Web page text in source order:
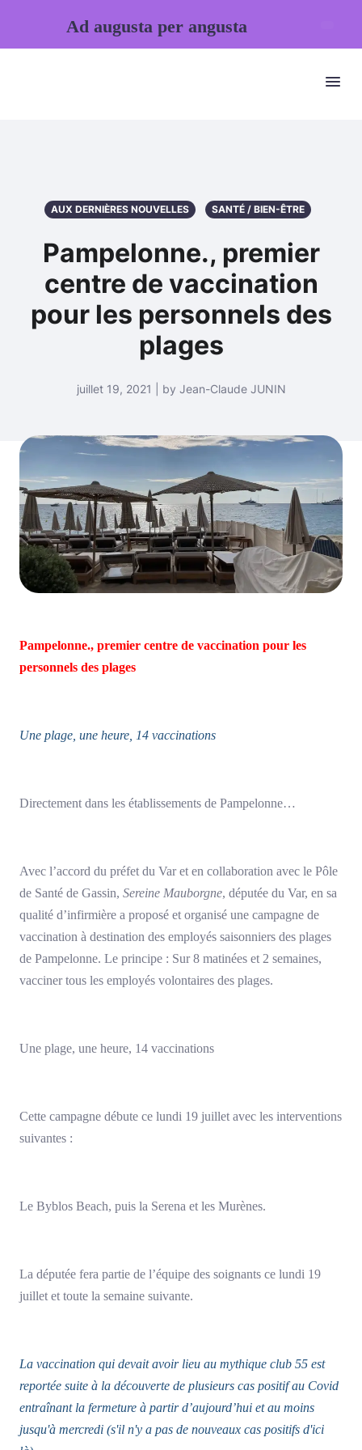
AUX DERNIÈRES NOUVELLES SANTÉ / BIEN-ÊTRE
Pampelonne., premier
centre de vaccination
pour les personnels des
plages
juillet 19, 2021 | by Jean-Claude JUNIN
Pampelonne., premier centre de vaccination pour les
personnels des plages
Une plage, une heure, 14 vaccinations
Directement dans les établissements de Pampelonne…
Avec l’accord du préfet du Var et en collaboration avec le Pôle
de Santé de Gassin, Sereine Mauborgne, députée du Var, en sa
qualité d’infirmière a proposé et organisé une campagne de
vaccination à destination des employés saisonniers des plages
de Pampelonne. Le principe : Sur 8 matinées et 2 semaines,
vacciner tous les employés volontaires des plages.
Une plage, une heure, 14 vaccinations
Cette campagne débute ce lundi 19 juillet avec les interventions
suivantes :
Le Byblos Beach, puis la Serena et les Murènes.
La députée fera partie de l’équipe des soignants ce lundi 19
juillet et toute la semaine suivante.
La vaccination qui devait avoir lieu au mythique club 55 est
reportée suite à la découverte de plusieurs cas positif au Covid
entraînant la fermeture à partir d’aujourd’hui et au moins
jusqu'à mercredi (s'il n'y a pas de nouveaux cas positifs d'ici
Ad augusta per angusta